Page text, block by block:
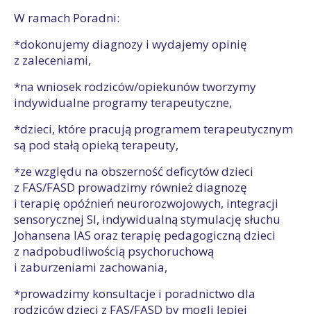
W ramach Poradni:
*dokonujemy diagnozy i wydajemy opinię
z zaleceniami,
*na wniosek rodziców/opiekunów tworzymy
indywidualne programy terapeutyczne,
*dzieci, które pracują programem terapeutycznym
są pod stałą opieką terapeuty,
*ze względu na obszerność deficytów dzieci
z FAS/FASD prowadzimy również diagnozę
i terapię opóźnień neurorozwojowych, integracji
sensorycznej SI, indywidualną stymulację słuchu
Johansena IAS oraz terapię pedagogiczną dzieci
z nadpobudliwością psychoruchową
i zaburzeniami zachowania,
*prowadzimy konsultacje i poradnictwo dla
rodziców dzieci z FAS/FASD by mogli lepiej